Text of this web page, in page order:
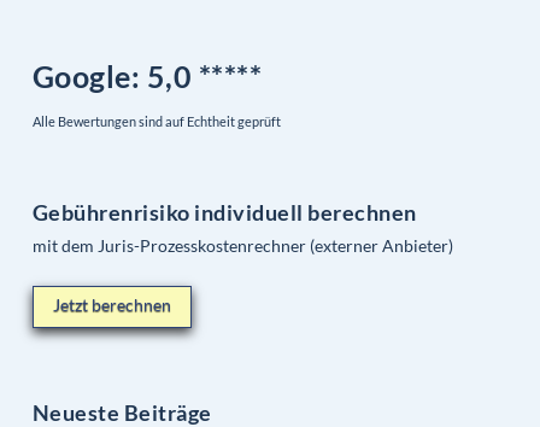
Google: 5,0 *****
Alle Bewertungen sind auf Echtheit geprüft
Gebührenrisiko individuell berechnen
mit dem Juris-Prozesskostenrechner (externer Anbieter)
Jetzt berechnen
Neueste Beiträge